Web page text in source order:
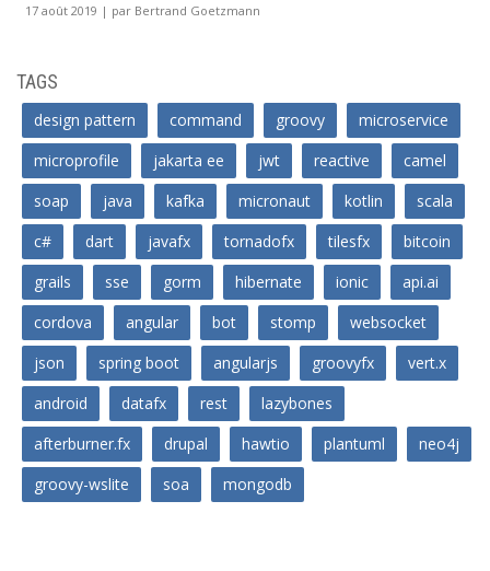
17 août 2019 | par Bertrand Goetzmann
TAGS
design pattern command groovy
microservice
microprofile
jakarta ee jwt reactive
camel
soap
java kafka micronaut kotlin
scala
c#
dart javafx tornadofx tilesfx
bitcoin
grails
sse gorm hibernate ionic
api.ai
cordova
angular bot stomp
websocket
json
spring boot angularjs groovyfx
vert.x
android
datafx rest
lazybones
afterburner.fx
drupal hawtio plantuml
neo4j
groovy-wslite
soa mongodb